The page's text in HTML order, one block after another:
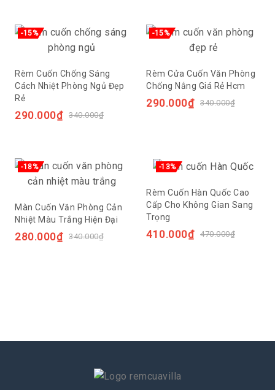
-15%
Rèm Cuốn Chống Sáng
Cách Nhiệt Phòng Ngủ Đẹp
Rẻ
340.000₫
290.000₫
-15%
Rèm Cửa Cuốn Văn Phòng
Chống Nắng Giá Rẻ Hcm
340.000₫
290.000₫
-18%
Màn Cuốn Văn Phòng Cản
Nhiệt Màu Trắng Hiện Đại
340.000₫
280.000₫
-13%
Rèm Cuốn Hàn Quốc Cao
Cấp Cho Không Gian Sang
Trọng
470.000₫
410.000₫